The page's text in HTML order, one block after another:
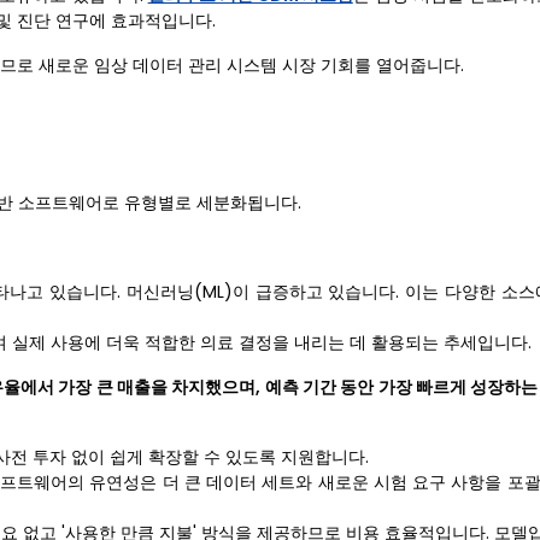
진단 연구에 효과적입니다.
로 새로운 임상 데이터 관리 시스템 시장 기회를 열어줍니다.
소프트웨어로 유형별로 세분화됩니다.
고 있습니다. 머신러닝(ML)이 급증하고 있습니다. 이는 다양한 소
제 사용에 더욱 적합한 의료 결정을 내리는 데 활용되는 추세입니다.
에서 가장 큰 매출을 차지했으며, 예측 기간 동안 가장 빠르게 성장하
투자 없이 쉽게 확장할 수 있도록 지원합니다.
트웨어의 유연성은 더 큰 데이터 세트와 새로운 시험 요구 사항을 포
없고 '사용한 만큼 지불' 방식을 제공하므로 비용 효율적입니다. 모델